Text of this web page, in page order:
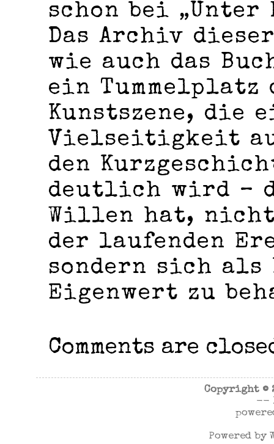
schon bei „Unter
Das Archiv
wie auch das
ein
Kunstszene, die
Vielseitigkeit
den
deutlich wird –
Willen hat,
der laufenden
sondern sich als
Eigenwert zu
Comments are
Copyright ©
--
Powered by